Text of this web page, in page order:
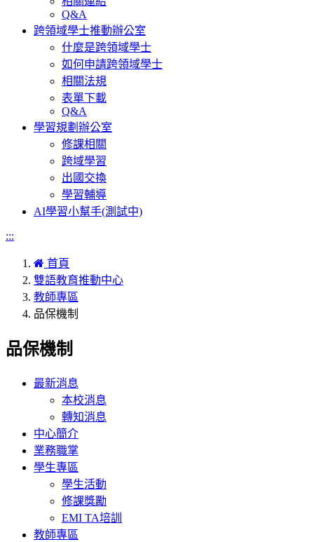
Q&A
跨領域學士推動辦公室
什麼是跨領域學士
如何申請跨領域學士
相關法規
表單下載
Q&A
學習規劃辦公室
修課相關
跨域學習
出國交換
學習輔導
AI學習小幫手(測試中)
:::
首頁
雙語教育推動中心
教師專區
品保機制
品保機制
最新消息
本校消息
轉知消息
中心簡介
業務職掌
學生專區
學生活動
修課獎勵
EMI TA培訓
教師專區